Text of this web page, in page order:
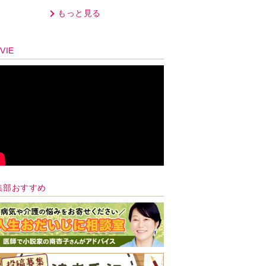
年」もっと見る
部おすすめ